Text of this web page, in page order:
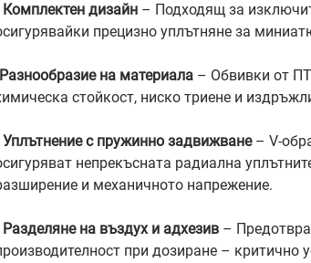
Комплектен дизайн – Подходящ за
прецизно уплътняне за
Разнообразие на материала – Обвивки от
стойкост, ниско триене и
Уплътнение с пружинно задвижване – V-
непрекъсната радиална
и механичното напрежение.
Разделяне на въздух и адхезив –
при дозиране – критично